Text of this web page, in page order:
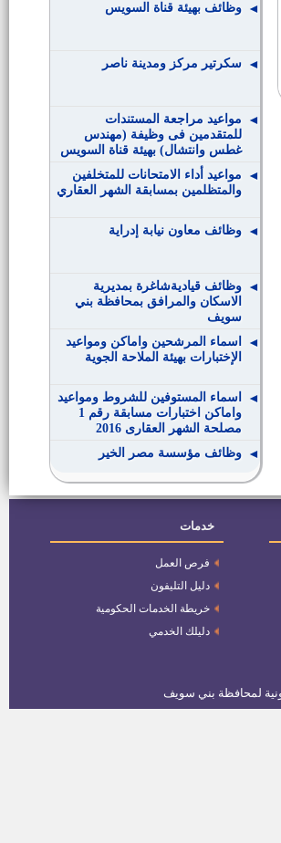
وظائف بهيئة قناة السويس
سكرتير مركز ومدينة ناصر
مواعيد مراجعة المستندات
للمتقدمين فى وظيفة (مهندس
غطس وانتشال) بهيئة قناة السويس
مواعيد أداء الامتحانات للمتخلفين
والمتظلمين بمسابقة الشهر العقاري
وظائف معاون نيابة إدراية
وظائف قياديةشاغرة بمديرية
الاسكان والمرافق بمحافظة بني
سويف
اسماء المرشحين واماكن ومواعيد
الإختبارات بهيئة الملاحة الجوية
اسماء المستوفين للشروط ومواعيد
واماكن اختبارات مسابقة رقم 1
مصلحة الشهر العقارى 2016
وظائف مؤسسة مصر الخير
الأوقاف
وظائف الأزهر الشريف في مجال
تحقيق التراث
مأوي
بالأزهر الشريف
خدمات
فرص العمل
دليل التليفون
خريطة الخدمات الحكومية
دليلك الخدمي